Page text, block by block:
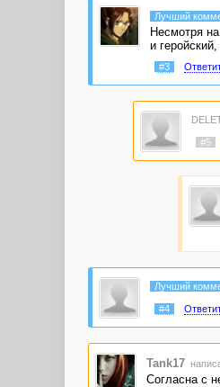
Лучший
Несмотря
и
#3
#5
Лучший
#4
Tank17
Согласна с